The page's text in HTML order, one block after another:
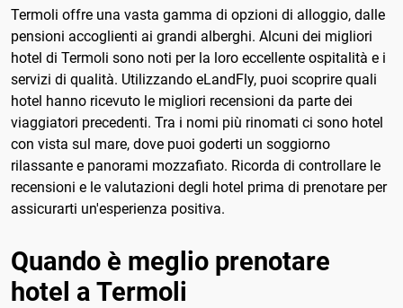
Termoli offre una vasta gamma di opzioni di alloggio, dalle
pensioni accoglienti ai grandi alberghi. Alcuni dei migliori
hotel di Termoli sono noti per la loro eccellente ospitalità e i
servizi di qualità. Utilizzando eLandFly, puoi scoprire quali
hotel hanno ricevuto le migliori recensioni da parte dei
viaggiatori precedenti. Tra i nomi più rinomati ci sono hotel
con vista sul mare, dove puoi goderti un soggiorno
rilassante e panorami mozzafiato. Ricorda di controllare le
recensioni e le valutazioni degli hotel prima di prenotare per
assicurarti un'esperienza positiva.
Quando è meglio prenotare
hotel a Termoli